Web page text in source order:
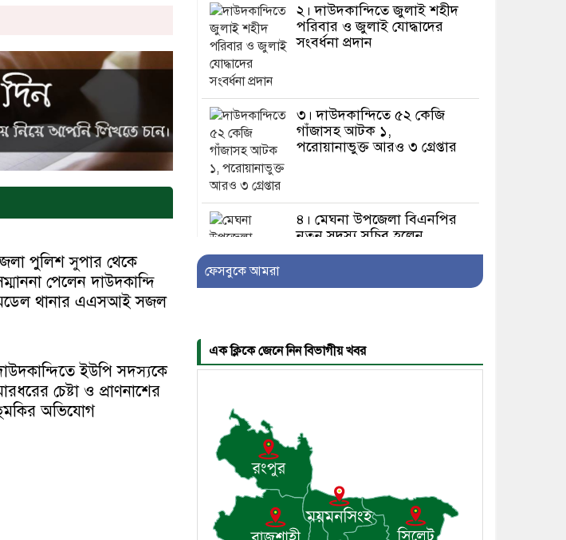
পুলিশ সুপার থেকে
পেলেন দাউদকান্দি
থানার এএসআই সজল
ইউপি সদস্যকে
চেষ্টা ও প্রাণনাশের
অভিযোগ
২। দাউদকান্দিতে জুলাই শহীদ
পরিবার ও জুলাই যোদ্ধাদের
সংবর্ধনা প্রদান
৩। দাউদকান্দিতে ৫২ কেজি
গাঁজাসহ আটক ১,
পরোয়ানাভুক্ত আরও ৩ গ্রেপ্তার
৪। মেঘনা উপজেলা বিএনপির
নতুন সদস্য সচিব হলেন
সালাউদ্দিন সরকার
৫। জেলা পুলিশ সুপার থেকে
সম্মাননা পেলেন দাউদকান্দি
মডেল থানার এএসআই সজল
৬। দাউদকান্দিতে উপজেলা
আইন-শৃঙ্খলা কমিটির মাসিক
সভা অনুষ্ঠিত
ফেসবুকে আমরা
এক ক্লিকে জেনে নিন বিভাগীয় খবর